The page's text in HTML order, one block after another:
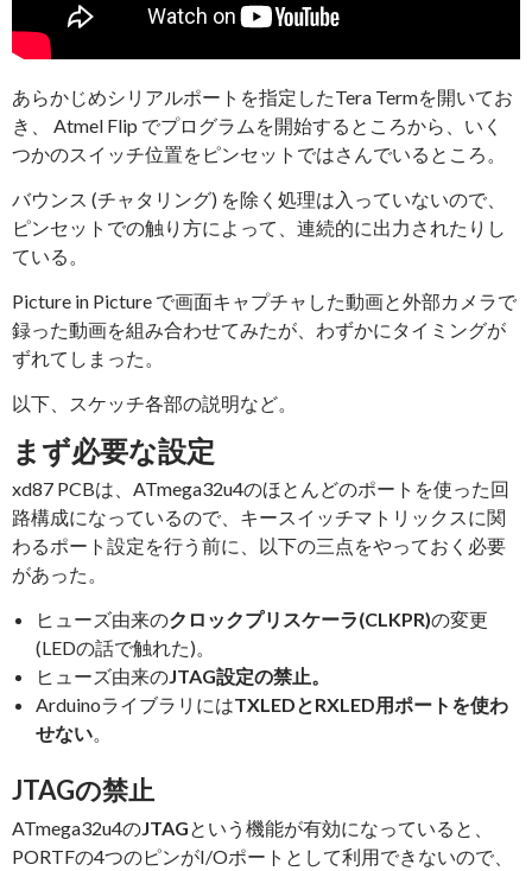
あらかじめシリアルポートを指定したTera Termを開いてお
き、 Atmel Flip でプログラムを開始するところから、いく
つかのスイッチ位置をピンセットではさんでいるところ。
バウンス (チャタリング) を除く処理は入っていないので、
ピンセットでの触り方によって、連続的に出力されたりし
ている。
Picture in Picture で画面キャプチャした動画と外部カメラで
録った動画を組み合わせてみたが、わずかにタイミングが
ずれてしまった。
以下、スケッチ各部の説明など。
まず必要な設定
xd87 PCBは、ATmega32u4のほとんどのポートを使った回
路構成になっているので、キースイッチマトリックスに関
わるポート設定を行う前に、以下の三点をやっておく必要
があった。
ヒューズ由来のクロックプリスケーラ(CLKPR)の変更
(LEDの話で触れた)。
ヒューズ由来のJTAG設定の禁止。
ArduinoライブラリにはTXLEDとRXLED用ポートを使わ
せない。
JTAGの禁止
ATmega32u4のJTAGという機能が有効になっていると、
PORTFの4つのピンがI/Oポートとして利用できないので、